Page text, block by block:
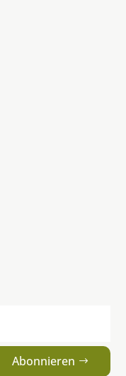
Abonnieren